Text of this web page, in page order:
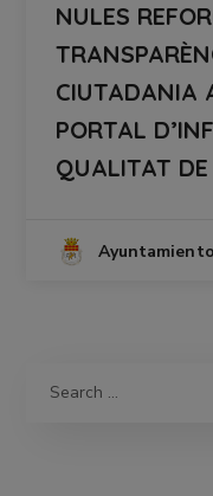
NULES
CIUTADANIA
PORTAL
QUALITAT DE